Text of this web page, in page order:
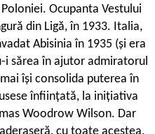
Ocupanta Vestului
din Ligă, în 1933. Italia,
Abisinia în 1935 (și era
i sărea în ajutor admiratorul
își consolida puterea în
înființată, la inițiativa
Woodrow Wilson. Dar